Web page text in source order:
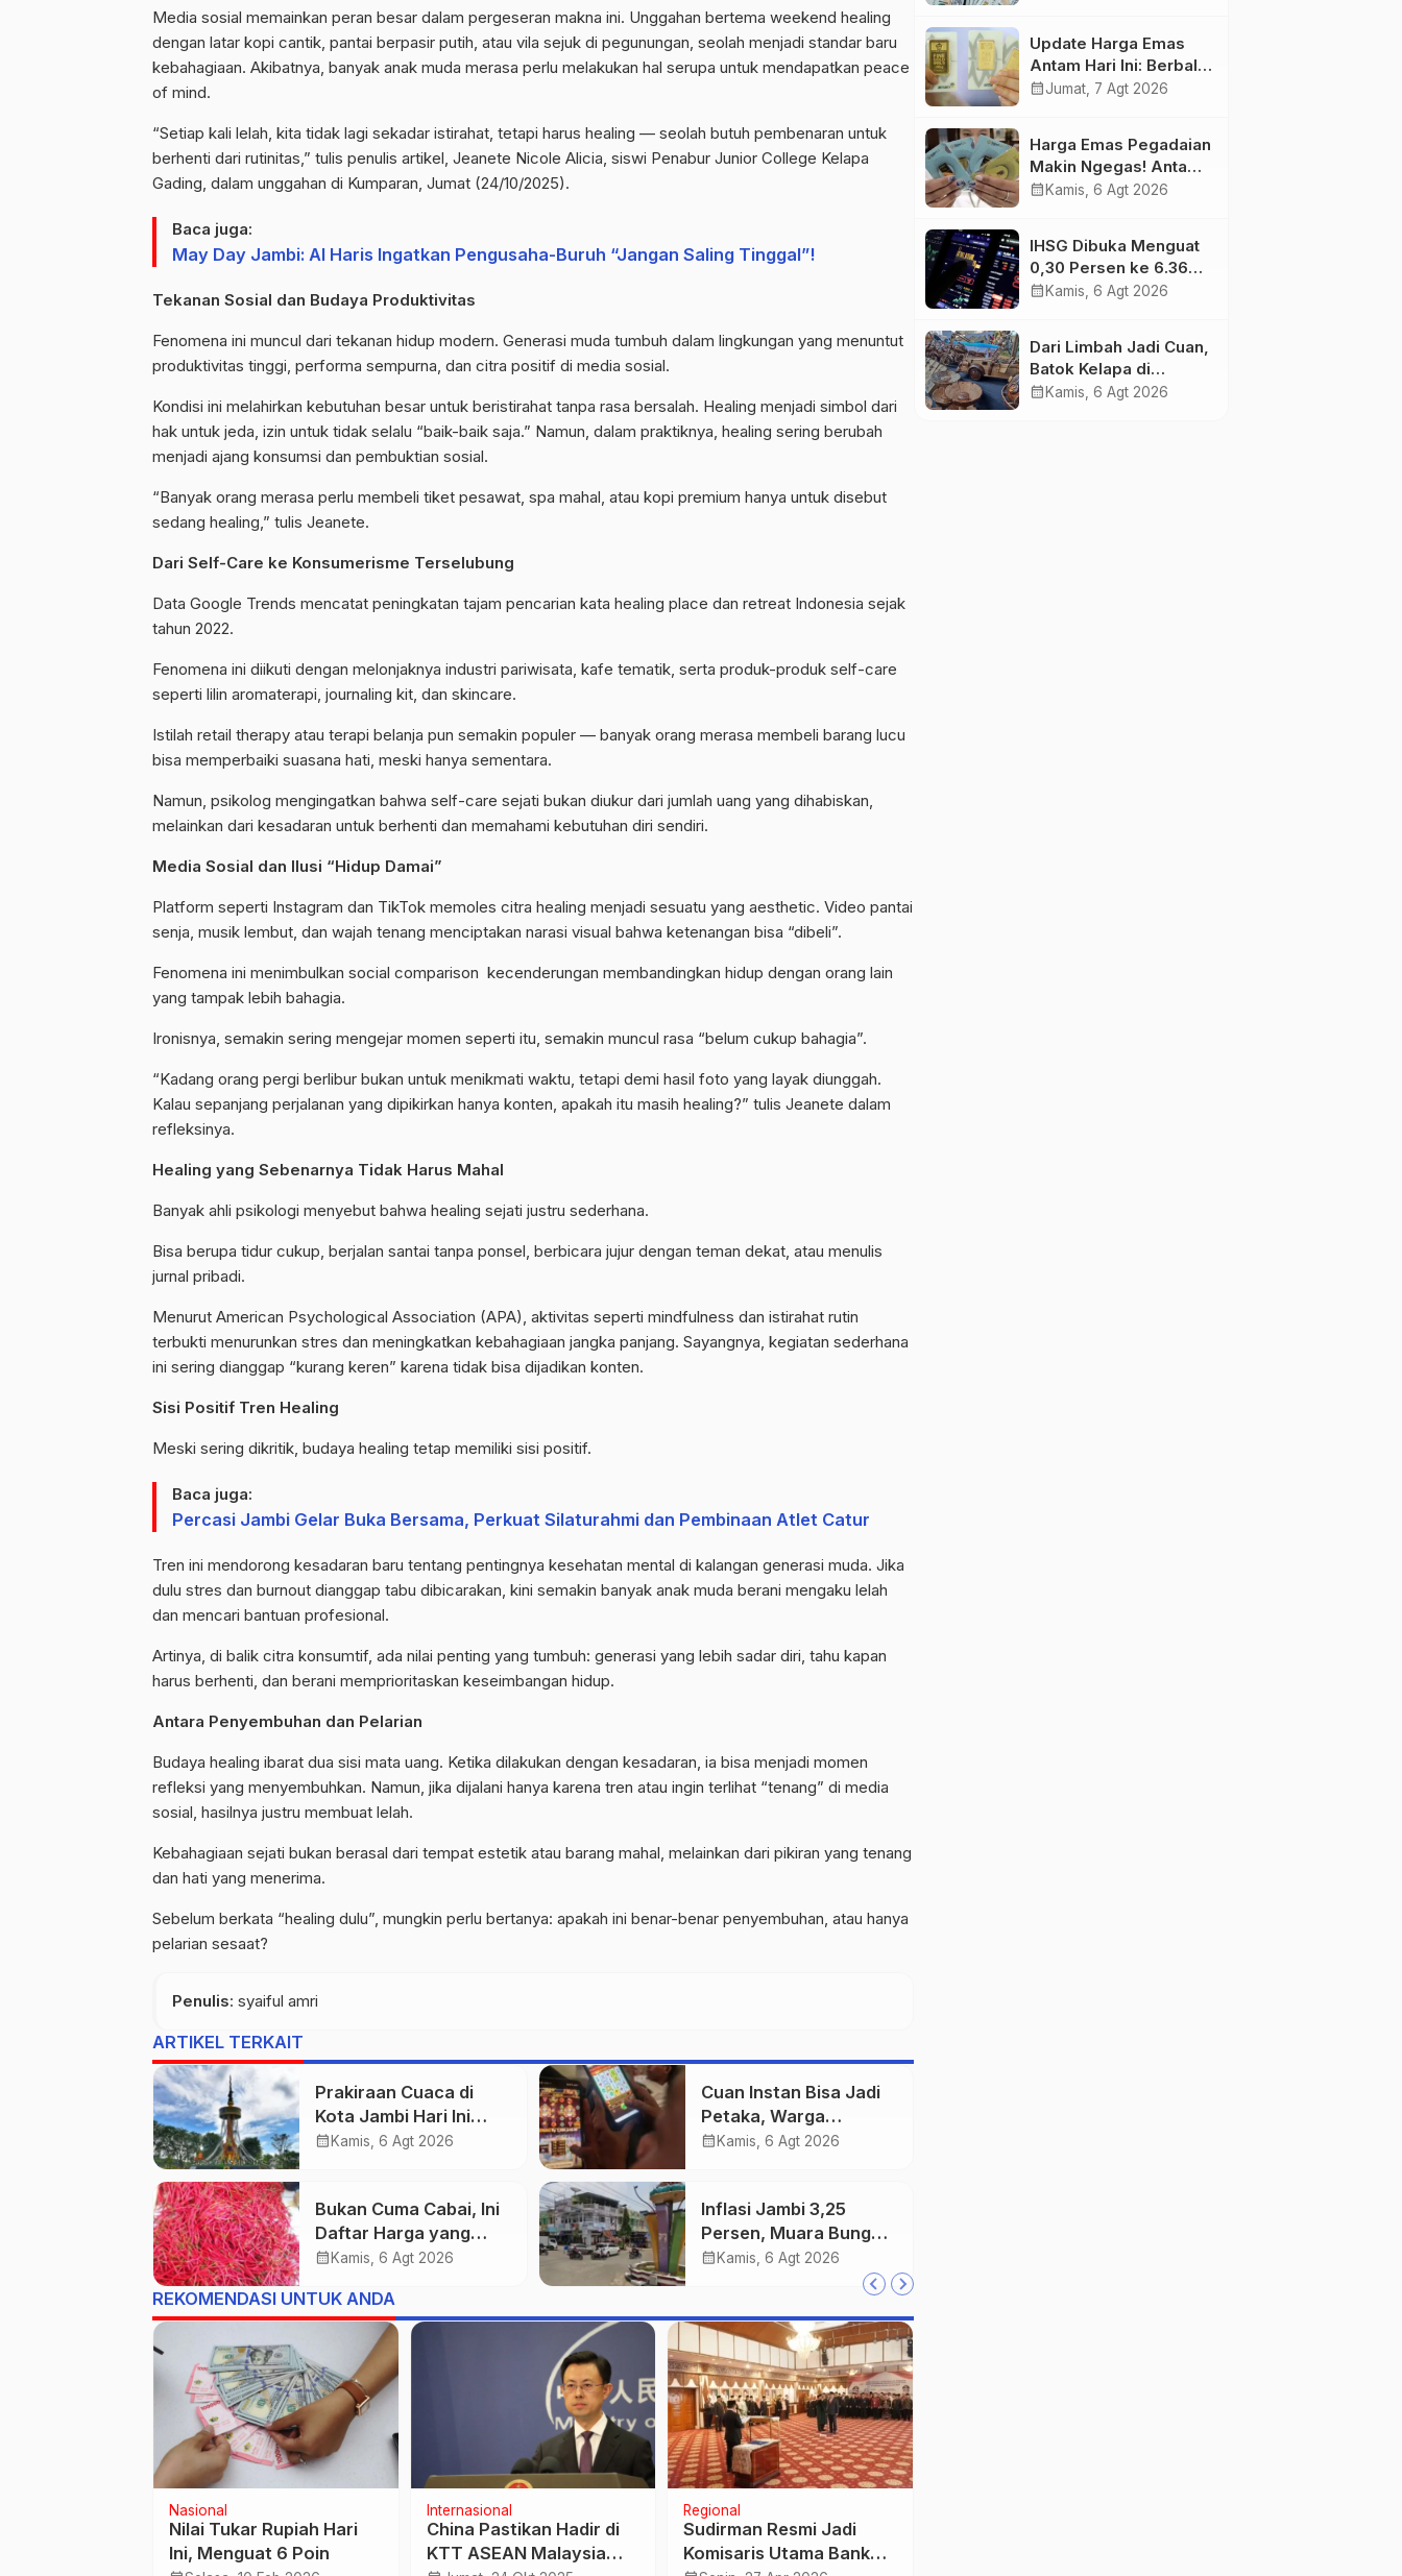
Media sosial memainkan peran besar dalam pergeseran makna ini. Unggahan bertema weekend healing
dengan latar kopi cantik, pantai berpasir putih, atau vila sejuk di pegunungan, seolah menjadi standar baru
kebahagiaan. Akibatnya, banyak anak muda merasa perlu melakukan hal serupa untuk mendapatkan peace
of mind.
“Setiap kali lelah, kita tidak lagi sekadar istirahat, tetapi harus healing — seolah butuh pembenaran untuk
berhenti dari rutinitas,” tulis penulis artikel, Jeanete Nicole Alicia, siswi Penabur Junior College Kelapa
Gading, dalam unggahan di Kumparan, Jumat (24/10/2025).
Baca juga:
May Day Jambi: Al Haris Ingatkan Pengusaha-Buruh “Jangan Saling Tinggal”!
Tekanan Sosial dan Budaya Produktivitas
Fenomena ini muncul dari tekanan hidup modern. Generasi muda tumbuh dalam lingkungan yang menuntut
produktivitas tinggi, performa sempurna, dan citra positif di media sosial.
Kondisi ini melahirkan kebutuhan besar untuk beristirahat tanpa rasa bersalah. Healing menjadi simbol dari
hak untuk jeda, izin untuk tidak selalu “baik-baik saja.” Namun, dalam praktiknya, healing sering berubah
menjadi ajang konsumsi dan pembuktian sosial.
“Banyak orang merasa perlu membeli tiket pesawat, spa mahal, atau kopi premium hanya untuk disebut
sedang healing ,” tulis Jeanete.
Dari Self-Care ke Konsumerisme Terselubung
Data Google Trends mencatat peningkatan tajam pencarian kata healing place dan retreat Indonesia sejak
tahun 2022.
Fenomena ini diikuti dengan melonjaknya industri pariwisata, kafe tematik, serta produk-produk self-care
seperti lilin aromaterapi journaling kit, dan skincare.
Istilah retail therapy atau terapi belanja pun semakin populer — banyak orang merasa membeli barang lucu
bisa memperbaiki suasana hati, meski hanya sementara.
Namun, psikolog mengingatkan bahwa self-care sejati bukan diukur dari jumlah uang yang dihabiskan,
melainkan dari kesadaran untuk berhenti dan memahami kebutuhan diri sendiri.
Media Sosial dan Ilusi “Hidup Damai”
Platform seperti Instagram dan TikTok memoles citra healing menjadi sesuatu yang aesthetic. Video pantai
senja, musik lembut, dan wajah tenang menciptakan narasi visual bahwa ketenangan bisa “dibeli”.
Fenomena ini menimbulkan social comparison kecenderungan membandingkan hidup dengan orang lain
yang tampak lebih bahagia.
Ironisnya, semakin sering mengejar momen seperti itu, semakin muncul rasa “belum cukup bahagia”.
“Kadang orang pergi berlibur bukan untuk menikmati waktu, tetapi demi hasil foto yang layak diunggah.
Kalau sepanjang perjalanan yang dipikirkan hanya konten, apakah itu masih healing?” tulis Jeanete dalam
refleksinya.
Healing yang Sebenarnya Tidak Harus Mahal
Banyak ahli psikologi menyebut bahwa healing sejati justru sederhana.
Bisa berupa tidur cukup, berjalan santai tanpa ponsel, berbicara jujur dengan teman dekat, atau menulis
jurnal pribadi.
Menurut American Psychological Association (APA), aktivitas seperti mindfulness dan istirahat rutin
terbukti menurunkan stres dan meningkatkan kebahagiaan jangka panjang. Sayangnya, kegiatan sederhana
ini sering dianggap “kurang keren” karena tidak bisa dijadikan konten.
Sisi Positif Tren Healing
Meski sering dikritik, budaya healing tetap memiliki sisi positif.
Baca juga:
Percasi Jambi Gelar Buka Bersama, Perkuat Silaturahmi dan Pembinaan Atlet Catur
Tren ini mendorong kesadaran baru tentang pentingnya kesehatan mental di kalangan generasi muda. Jika
dulu stres dan burnout dianggap tabu dibicarakan, kini semakin banyak anak muda berani mengaku lelah
dan mencari bantuan profesional.
Artinya, di balik citra konsumtif, ada nilai penting yang tumbuh: generasi yang lebih sadar diri, tahu kapan
harus berhenti, dan berani memprioritaskan keseimbangan hidup.
Antara Penyembuhan dan Pelarian
Budaya healing ibarat dua sisi mata uang. Ketika dilakukan dengan kesadaran, ia bisa menjadi momen
refleksi yang menyembuhkan. Namun, jika dijalani hanya karena tren atau ingin terlihat “tenang” di media
sosial, hasilnya justru membuat lelah.
Kebahagiaan sejati bukan berasal dari tempat estetik atau barang mahal, melainkan dari pikiran yang tenang
dan hati yang menerima.
Sebelum berkata “healing dulu”, mungkin perlu bertanya: apakah ini benar-benar penyembuhan, atau hanya
pelarian sesaat?
Penulis: syaiful amri
ARTIKEL TERKAIT
Prakiraan Cuaca di
Kota Jambi Hari Ini
Berawan 24-32°C,
calendar_monthKamis, 6 Agt 2026
Cuan Instan Bisa Jadi
Petaka, Warga
Diingatkan Waspada
calendar_monthKamis, 6 Agt 2026
Bukan Cuma Cabai, Ini
Daftar Harga yang
Bikin Inflasi Jambi
calendar_monthKamis, 6 Agt 2026
Inflasi Jambi 3,25
Persen, Muara Bungo
Paling Tinggi Capai 4,21
calendar_monthKamis, 6 Agt 2026
REKOMENDASI UNTUK ANDA
Kuliner
20 Tempat Pempek
Terbaik di Jambi yang
Internasional
Kekayaan 50 Orang
Terkaya di Hong Kong
Nasional
ANTARA dan Kemenko
Polkam Bersinergi
Update Harga Emas
Antam Hari Ini: Berbalik
Arah! Anjlok Rp29.000
calendar_monthJumat, 7 Agt 2026
Harga Emas Pegadaian
Makin Ngegas! Antam
Tembus Rp2,787 Juta
calendar_month Kamis, 6 Agt 2026
IHSG Dibuka Menguat
0,30 Persen ke 6.369,
Saham Emas dan
calendar_month Kamis, 6 Agt 2026
Dari Limbah Jadi Cuan,
Batok Kelapa di
Tanjung Jabung Barat
calendar_month Kamis, 6 Agt 2026